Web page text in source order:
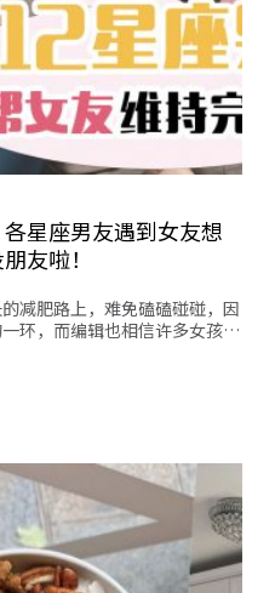
星座男友遇到女友想
友啦！
减肥路上，难免磕磕碰碰，因
环，而编辑也相信许多女孩…